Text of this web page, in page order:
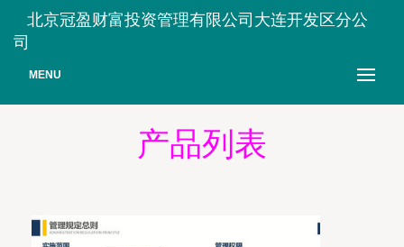
北京冠盈财富投资管理有限公司大连开发区分公
司
MENU
产品列表